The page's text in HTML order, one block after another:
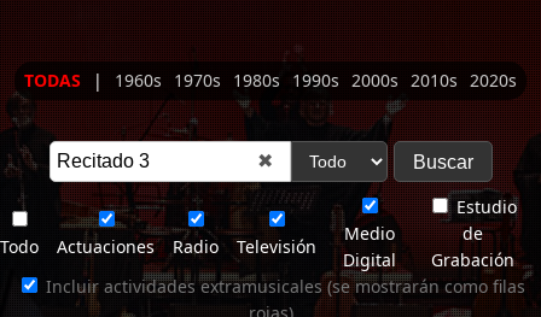
TODAS | 1960s 1970s 1980s 1990s 2000s 2010s 2020s
✖
Todo Actuaciones Radio Televisión
Medio
Digital
Estudio
de
Grabación
Incluir actividades extramusicales (se mostrarán como filas